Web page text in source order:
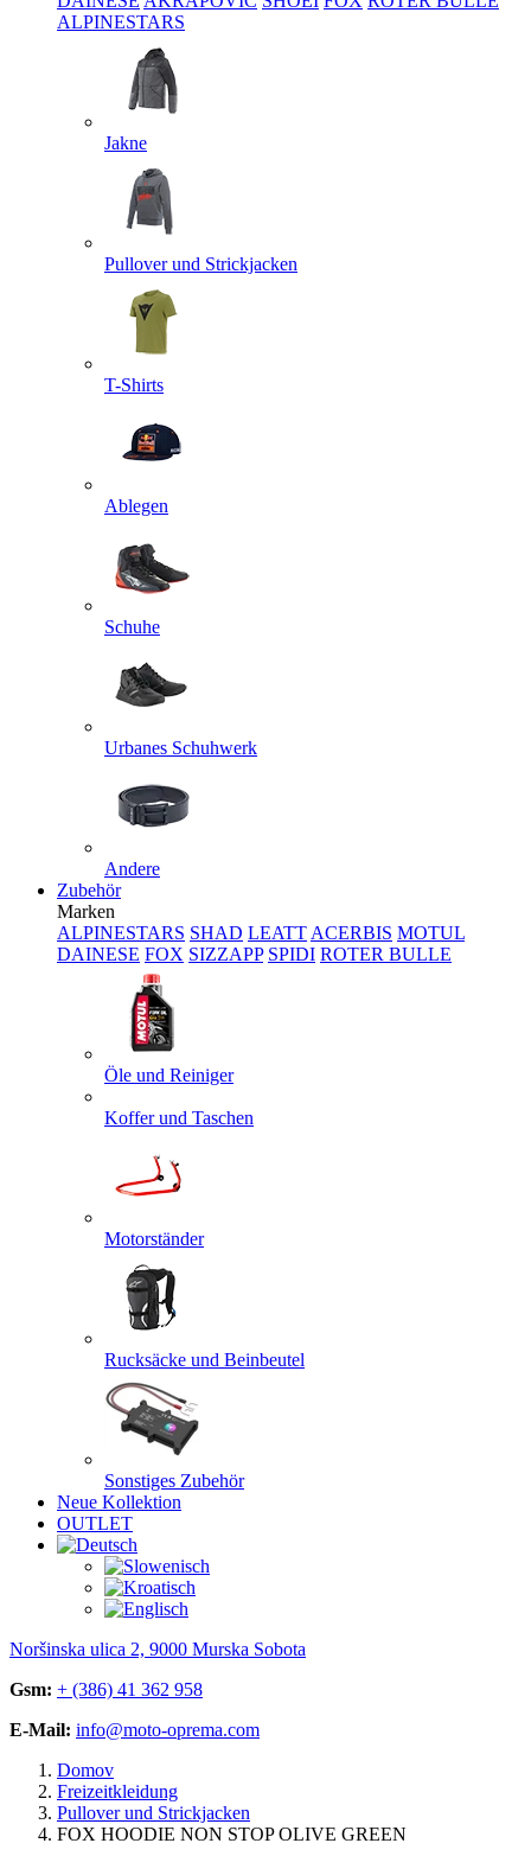
ALPINESTARS
Jakne
Pullover und Strickjacken
T-Shirts
Ablegen
Schuhe
Urbanes Schuhwerk
Andere
Zubehör
Marken
ALPINESTARS SHAD LEATT ACERBIS MOTUL
DAINESE FOX SIZZAPP SPIDI ROTER BULLE
Öle und Reiniger
Koffer und Taschen
Motorständer
Rucksäcke und Beinbeutel
Sonstiges Zubehör
Neue Kollektion
OUTLET
Noršinska ulica 2, 9000 Murska Sobota
Gsm: + (386) 41 362 958
E-Mail: info@moto-oprema.com
Domov
Freizeitkleidung
Pullover und Strickjacken
FOX HOODIE NON STOP OLIVE GREEN